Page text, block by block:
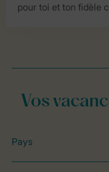
pour toi et ton fidèle
Vos
Pays